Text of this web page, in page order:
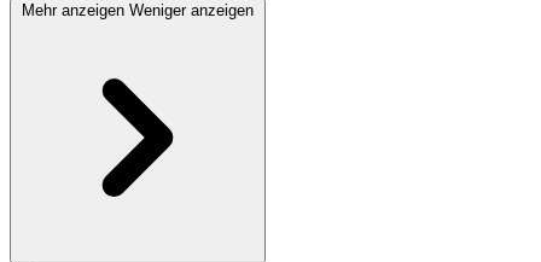
Mehr anzeigen Weniger anzeigen